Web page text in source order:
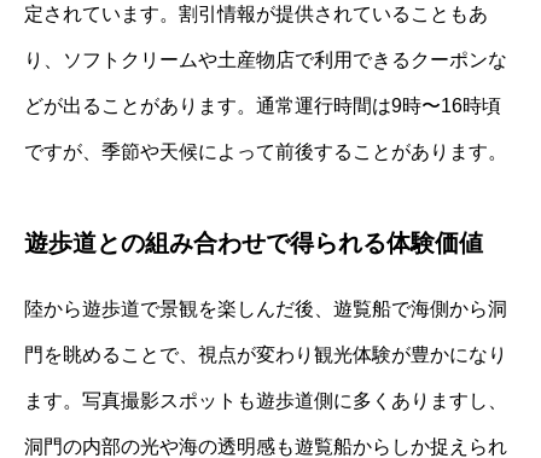
定されています。割引情報が提供されていることもあ
り、ソフトクリームや土産物店で利用できるクーポンな
どが出ることがあります。通常運行時間は9時〜16時頃
ですが、季節や天候によって前後することがあります。
遊歩道との組み合わせで得られる体験価値
陸から遊歩道で景観を楽しんだ後、遊覧船で海側から洞
門を眺めることで、視点が変わり観光体験が豊かになり
ます。写真撮影スポットも遊歩道側に多くありますし、
洞門の内部の光や海の透明感も遊覧船からしか捉えられ